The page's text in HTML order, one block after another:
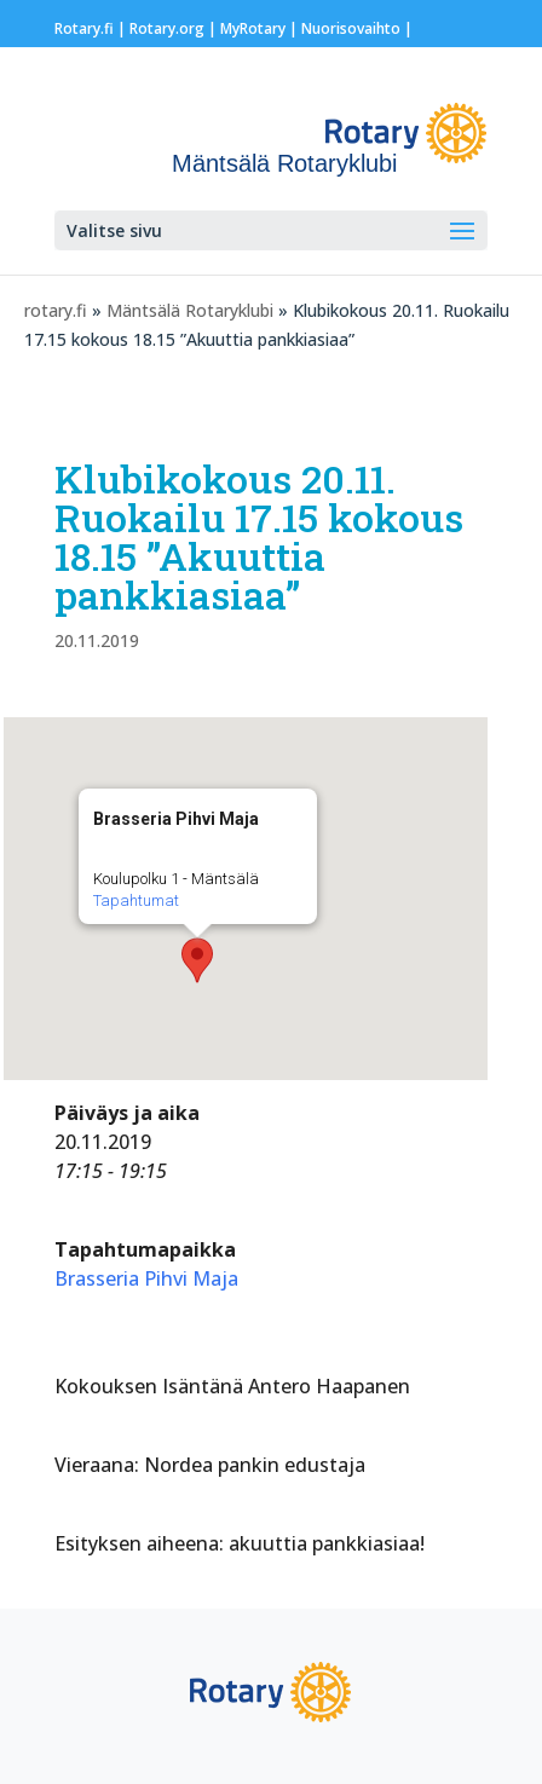
Rotary.fi | Rotary.org| MyRotary | Nuorisovaihto |
Mäntsälä Rotaryklubi
Valitse sivu
rotary.fi » Mäntsälä Rotaryklubi » Klubikokous 20.11. Ruokailu
17.15 kokous 18.15 ”Akuuttia pankkiasiaa”
Klubikokous 20.11.
Ruokailu 17.15 kokous
18.15 ”Akuuttia
pankkiasiaa”
20.11.2019
Brasseria Pihvi Maja
Koulupolku 1 - Mäntsälä
Tapahtumat
Päiväys ja aika
20.11.2019
17:15 - 19:15
Tapahtumapaikka
Brasseria Pihvi Maja
Kokouksen Isäntänä Antero Haapanen
Vieraana: Nordea pankin edustaja
Esityksen aiheena: akuuttia pankkiasiaa!